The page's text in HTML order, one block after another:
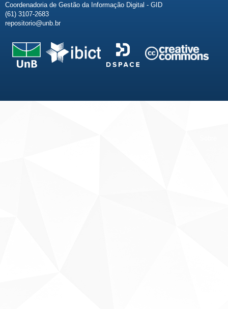
Coordenadoria de Gestão da Informação Digital - GID
(61) 3107-2683
repositorio@unb.br